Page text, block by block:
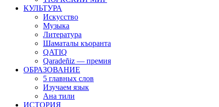
КУЛЬТУРА
Искусство
Музыка
Литература
Шаматалы къоранта
QATIQ
Qaradeñiz — премия
ОБРАЗОВАНИЕ
5 главных слов
Изучаем язык
Ана тили
ИСТОРИЯ